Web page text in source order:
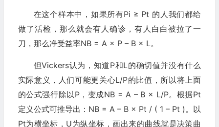
在这个样本中，如果所有Pi ≥ Pt 的人我们都给
做了活检，那么就会有人确诊，有人白白被拉了一
刀，那么净受益率NB = A × P – B × L。
但Vickers认为，知道P和L的确切值并没有什么
实际意义，人们可能更关心L/P的比值，所以将上面
的公式强行除以P，变成NB = A – B × L/P。根据Pt
定义公式可推导出：NB = A – B × Pt / ( 1 – Pt )。以
Pt为横坐标，U为纵坐标，画出来的曲线就是决策曲